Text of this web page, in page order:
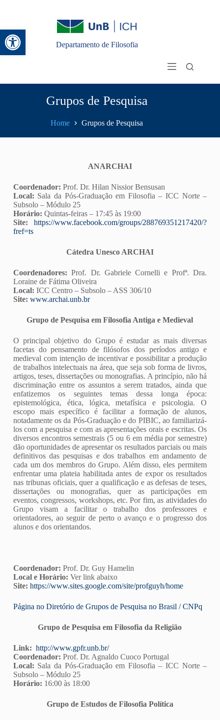
Abrir a barra de ferramentas
Departamento de Filosofia
Grupos de Pesquisa
Home Grupos de Pesquisa
ANARCHAI
Coordenador: Prof. Dr. Hilan Nissior Bensusan
Local: Sala da Pós-Graduação em Filosofia – ICC Norte –
Subsolo – Módulo 25
Horário: Quintas-feiras – 17:45 às 19:00
Site:
https://www.facebook.com/groups/288769351217420/?
fref=ts
Cátedra Unesco ARCHAI
Coordenadores: Prof. Dr. Gabriele Cornelli e Profª. Dra.
Loraine de Fátima Oliveira
Local: ICC Centro – Subsolo – ASS 306/10
Site: www.archai.unb.br
Grupo de Pesquisa em Filosofia Antiga e Medieval
O principal objetivo do Grupo é estudar as mais diversas
facetas do pensamento de filósofos dos períodos antigo e
medieval com intenção de incentivar e possibilitar a produção
de trabalhos intelectuais na área, que seja sob forma de livros,
artigos, teses, dissertações ou monografias. A princípio, não há
discriminação entre os assuntos a serem tratados, ainda que
enfatizemos os seguintes temas dessa longa época:
epistemológica, ética, lógica, metafísica e psicologia. O
escopo mais específico é facilitar a formação de alunos,
notadamente os da Pós-Graduação e do PIBIC, ao familiarizá-
los com a pesquisa e com as apresentações orais e escritas. Os
diversos encontros semestrais (5 ou 6 em média por semestre)
dão oportunidades de apresentar os resultados parciais ou mais
definitivos das pesquisas e dos trabalhos em andamento de
cada um dos membros do Grupo. Além disso, eles permitem
enfrentar uma plateia habilitada antes de expor os resultados
nas tribunas oficiais, quer a qualificação e as defesas de teses,
dissertações ou monografias, quer as participações em
eventos, congressos, workshops, etc. Por fim, as atividades do
Grupo visam a facilitar o trabalho dos professores e
orientadores, ao seguir de perto o avanço e o progresso dos
alunos e dos orientandos.
Coordenador: Prof. Dr. Guy Hamelin
Local e Horário: Ver link abaixo
Site: https://www.sites.google.com/site/profguyh/home
Página no Diretório de Grupos de Pesquisa no Brasil / CNPq
Grupo de Pesquisa em Filosofia da Religião
Link: http://www.gpfr.unb.br/
Coordenador: Prof. Dr. Agnaldo Cuoco Portugal
Local: Sala da Pós-Graduação em Filosofia – ICC Norte –
Subsolo – Módulo 25
Horário: 16:00 às 18:00
Grupo de Estudos de Filosofia Política